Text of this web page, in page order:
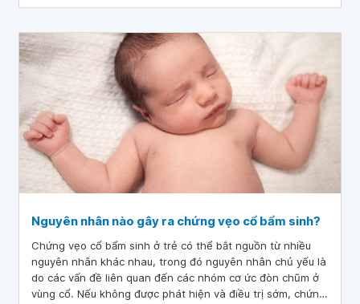
Nguyên nhân nào gây ra chứng vẹo cổ bẩm sinh?
Chứng vẹo cổ bẩm sinh ở trẻ có thể bắt nguồn từ nhiều
nguyên nhân khác nhau, trong đó nguyên nhân chủ yếu là
do các vấn đề liên quan đến các nhóm cơ ức đòn chũm ở
vùng cổ. Nếu không được phát hiện và điều trị sớm, chứng